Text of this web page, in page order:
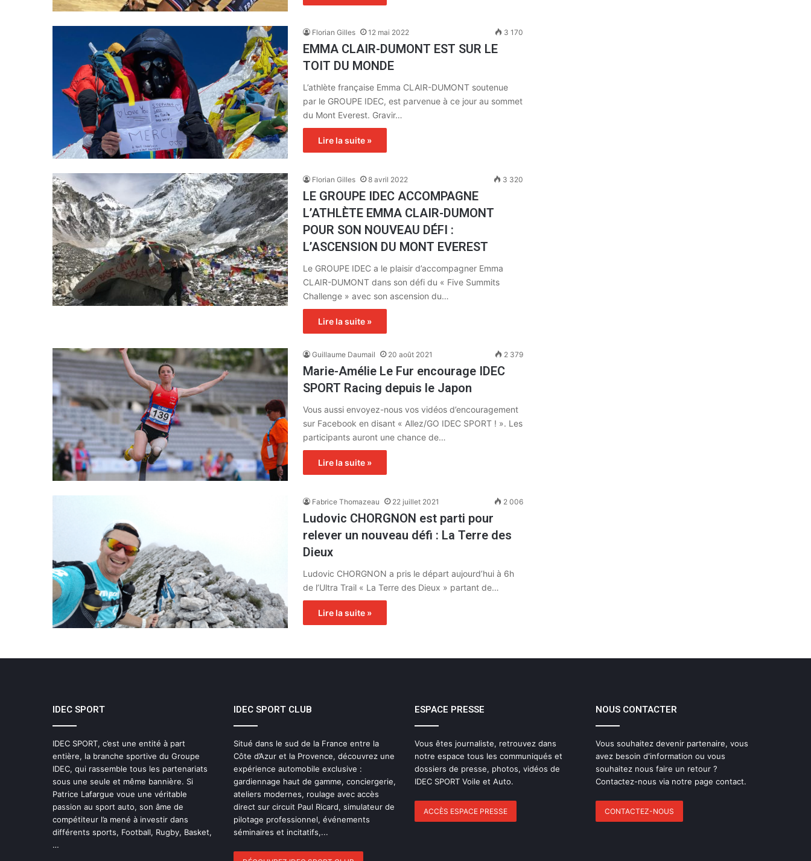
Florian Gilles 12 mai 2022 3 170
EMMA CLAIR-DUMONT EST SUR LE
TOIT DU MONDE
L’athlète française Emma CLAIR-DUMONT soutenue
par le GROUPE IDEC, est parvenue à ce jour au sommet
du Mont Everest. Gravir…
Lire la suite »
Florian Gilles 8 avril 2022 3 320
LE GROUPE IDEC ACCOMPAGNE
L’ATHLÈTE EMMA CLAIR-DUMONT
POUR SON NOUVEAU DÉFI :
L’ASCENSION DU MONT EVEREST
Le GROUPE IDEC a le plaisir d’accompagner Emma
CLAIR-DUMONT dans son défi du « Five Summits
Challenge » avec son ascension du…
Lire la suite »
Guillaume Daumail 20 août 2021 2 379
Marie-Amélie Le Fur encourage IDEC
SPORT Racing depuis le Japon
Vous aussi envoyez-nous vos vidéos d’encouragement
sur Facebook en disant « Allez/GO IDEC SPORT ! ». Les
participants auront une chance de…
Lire la suite »
Fabrice Thomazeau 22 juillet 2021 2 006
Ludovic CHORGNON est parti pour
relever un nouveau défi : La Terre des
Dieux
Ludovic CHORGNON a pris le départ aujourd’hui à 6h
de l’Ultra Trail « La Terre des Dieux » partant de…
Lire la suite »
IDEC SPORT
IDEC SPORT, c’est une entité à part
entière, la branche sportive du Groupe
IDEC, qui rassemble tous les partenariats
sous une seule et même bannière. Si
Patrice Lafargue voue une véritable
passion au sport auto, son âme de
compétiteur l’a mené à investir dans
différents sports, Football, Rugby, Basket,
…
IDEC SPORT CLUB
Situé dans le sud de la France entre la
Côte d’Azur et la Provence, découvrez une
expérience automobile exclusive :
gardiennage haut de gamme, conciergerie,
ateliers modernes, roulage avec accès
direct sur circuit Paul Ricard, simulateur de
pilotage professionnel, événements
séminaires et incitatifs,...
ESPACE PRESSE
Vous êtes journaliste, retrouvez dans
notre espace tous les communiqués et
dossiers de presse, photos, vidéos de
IDEC SPORT Voile et Auto.
ACCÈS ESPACE PRESSE
NOUS CONTACTER
Vous souhaitez devenir partenaire, vous
avez besoin d'information ou vous
souhaitez nous faire un retour ?
Contactez-nous via notre page contact.
CONTACTEZ-NOUS